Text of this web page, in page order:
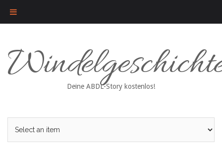
content
Deine ABDL-Story kostenlos!